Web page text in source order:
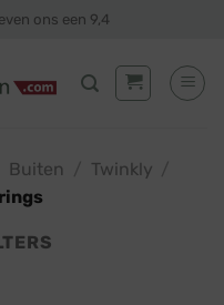
ons een 9,4
Buiten Twinkly